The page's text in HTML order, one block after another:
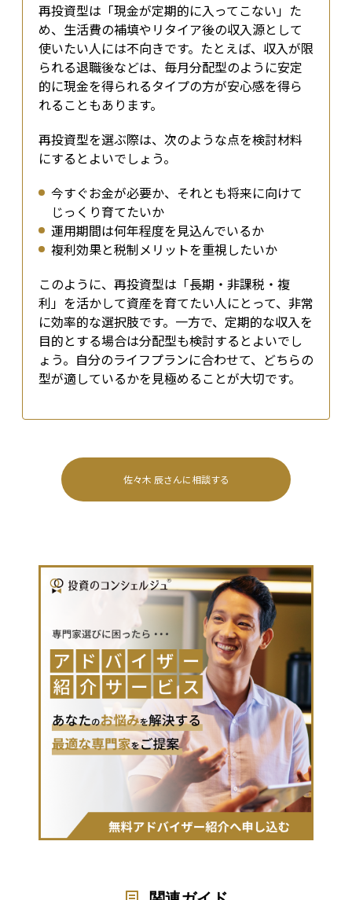
再投資型は「現金が定期的に入ってこない」た
め、生活費の補填やリタイア後の収入源として
使いたい人には不向きです。たとえば、収入が限
られる退職後などは、毎月分配型のように安定
的に現金を得られるタイプの方が安心感を得ら
れることもあります。
再投資型を選ぶ際は、次のような点を検討材料
にするとよいでしょう。
今すぐお金が必要か、それとも将来に向けて
じっくり育てたいか
運用期間は何年程度を見込んでいるか
複利効果と税制メリットを重視したいか
このように、再投資型は「長期・非課税・複
利」を活かして資産を育てたい人にとって、非常
に効率的な選択肢です。一方で、定期的な収入を
目的とする場合は分配型も検討するとよいでし
ょう。自分のライフプランに合わせて、どちらの
型が適しているかを見極めることが大切です。
佐々木 辰さんに相談する